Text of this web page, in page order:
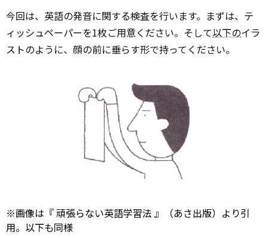
今回は、英語の発音に関する検査を行います。まずは、テ
ィッシュペーパーを1枚ご用意ください。そして以下のイラ
ストのように、顔の前に垂らす形で持ってください。
※画像は『頑張らない英語学習法 』（あさ出版）より引
用。以下も同様